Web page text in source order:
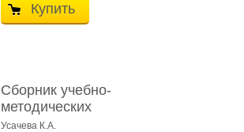
Купить
Сборник учебно-
методических
материалов по кур ...
Усачева К.А.